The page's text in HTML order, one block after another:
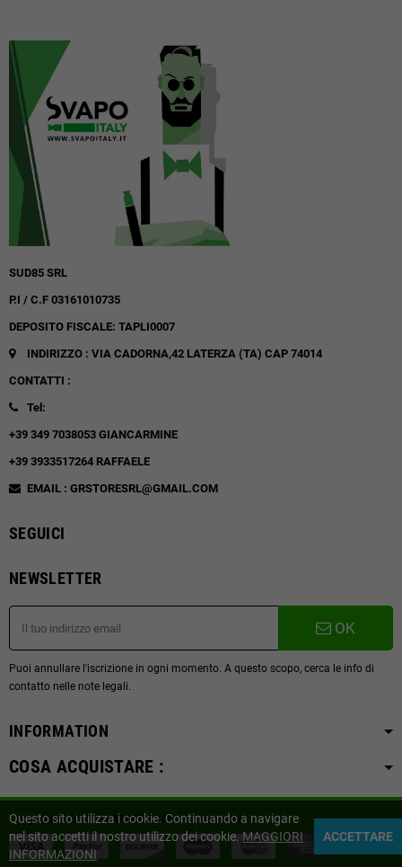
SUD85 SRL
P.I / C.F 03161010735
DEPOSITO FISCALE: TAPLI0007
INDIRIZZO : VIA CADORNA,42 LATERZA (TA) CAP 74014
CONTATTI :
Tel:
+39 349 7038053 GIANCARMINE
+39 3933517264 RAFFAELE
EMAIL : GRSTORESRL@GMAIL.COM
SEGUICI
NEWSLETTER
OK
Puoi annullare l'iscrizione in ogni momento. A questo scopo, cerca le info di
contatto nelle note legali.
INFORMATION
COSA ACQUISTARE :
Copyright © 2019SVAPOITALY.IT| Powered byDistribuzione Informatica
Questo sito utilizza i cookie. Continuando a navigare
nel sito accetti il nostro utilizzo dei cookie.MAGGIORI
INFORMAZIONI
ACCETTARE